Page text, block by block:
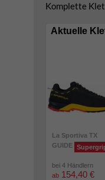
Komplette
Aktuelle
La Sportiva TX
GUIDE
bei 4 Händlern
ab 154,40 €